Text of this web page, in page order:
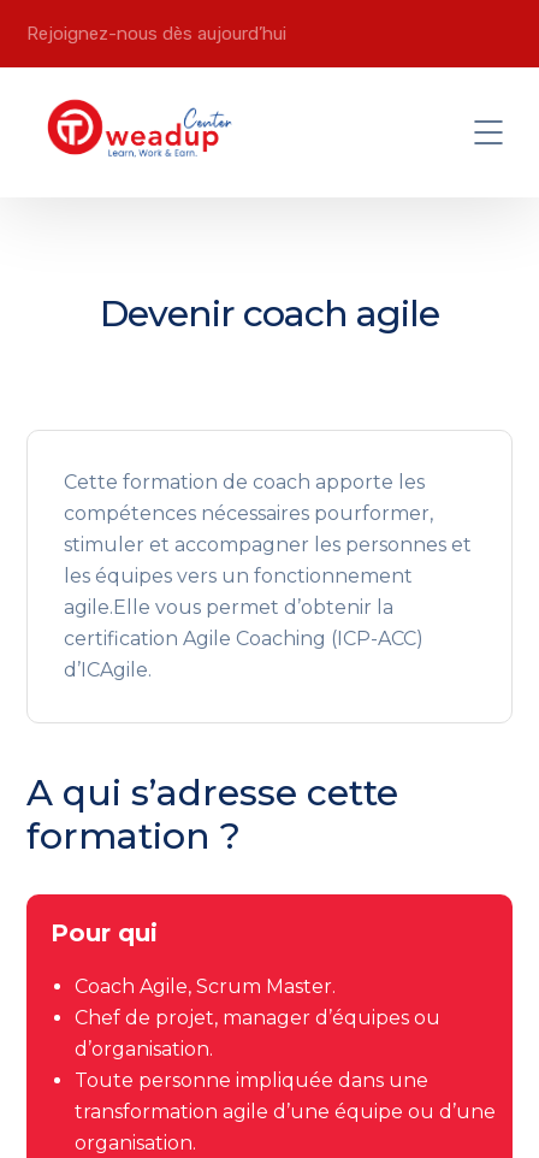
Rejoignez-nous dès aujourd’hui
Devenir coach agile
Cette formation de coach apporte les
compétences nécessaires pourformer,
stimuler et accompagner les personnes et
les équipes vers un fonctionnement
agile.Elle vous permet d’obtenir la
certification Agile Coaching (ICP-ACC)
d’ICAgile.
A qui s’adresse cette
formation ?
Pour qui
Coach Agile, Scrum Master.
Chef de projet, manager d’équipes ou
d’organisation.
Toute personne impliquée dans une
transformation agile d’une équipe ou d’une
organisation.